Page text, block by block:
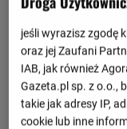
jeśli wyrazisz zgodę
oraz jej Zaufani
IAB, jak również
Gazeta.pl sp. z o.o.,
takie jak adresy IP,
cookie lub inne